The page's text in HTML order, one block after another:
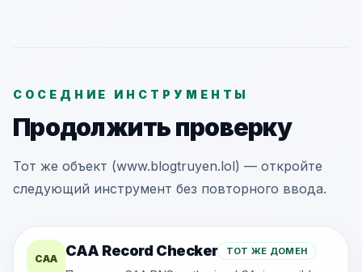
СОСЕДНИЕ ИНСТРУМЕНТЫ
Продолжить проверку
Тот же объект (www.blogtruyen.lol) — откройте
следующий инструмент без повторного ввода.
CAA CAA Record Checker ТОТ ЖЕ ДОМЕН